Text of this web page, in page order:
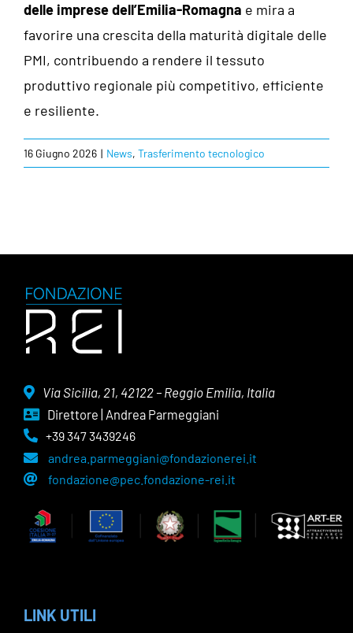
delle imprese dell’Emilia-Romagna e mira a
favorire una crescita della maturità digitale delle
PMI, contribuendo a rendere il tessuto
produttivo regionale più competitivo, efficiente
e resiliente.
16 Giugno 2026 | News, Trasferimento tecnologico
Via Sicilia, 21, 42122 – Reggio Emilia, Italia
Direttore | Andrea Parmeggiani
+39 347 3439246
andrea.parmeggiani@fondazionerei.it
fondazione@pec.fondazione-rei.it
LINK UTILI